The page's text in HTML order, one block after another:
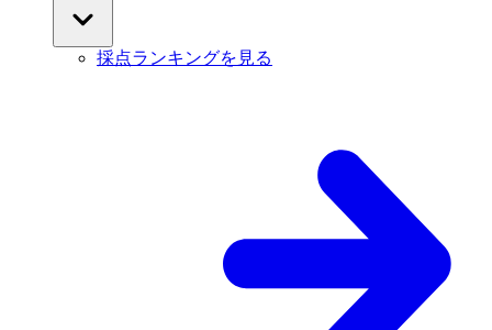
採点ランキングを見る